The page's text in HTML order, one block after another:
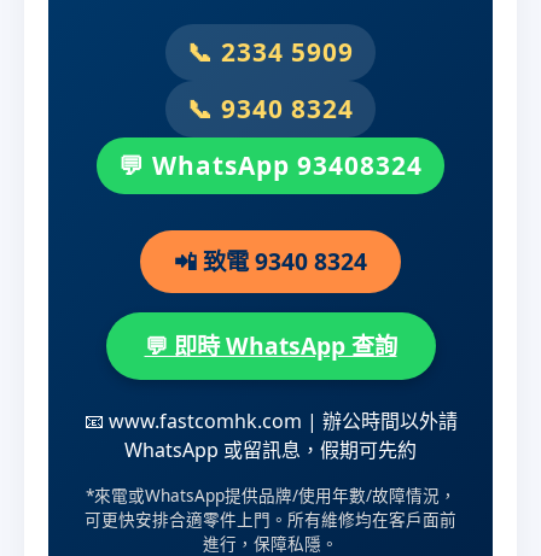
📞 2334 5909
📞 9340 8324
💬 WhatsApp 93408324
📲 致電 9340 8324
💬 即時 WhatsApp 查詢
📧 www.fastcomhk.com | 辦公時間以外請
WhatsApp 或留訊息，假期可先約
*來電或WhatsApp提供品牌/使用年數/故障情況，
可更快安排合適零件上門。所有維修均在客戶面前
進行，保障私隱。